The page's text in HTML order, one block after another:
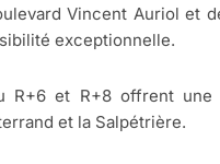
Vincent Auriol et
exceptionnelle.
R+6 et R+8 offrent
et la Salpétrière.